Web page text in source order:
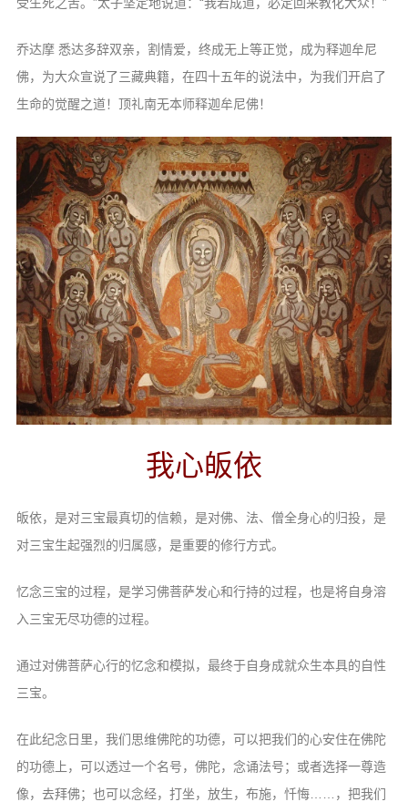
乔达摩 悉达多辞双亲，割情爱，终成无上等正觉，成为释迦牟尼
佛，为大众宣说了三藏典籍，在四十五年的说法中，为我们开启了
生命的觉醒之道！顶礼南无本师释迦牟尼佛！
我心皈依
皈依，是对三宝最真切的信赖，是对佛、法、僧全身心的归投，是
对三宝生起强烈的归属感，是重要的修行方式。
忆念三宝的过程，是学习佛菩萨发心和行持的过程，也是将自身溶
入三宝无尽功德的过程。
通过对佛菩萨心行的忆念和模拟，最终于自身成就众生本具的自性
三宝。
在此纪念日里，我们思维佛陀的功德，可以把我们的心安住在佛陀
的功德上，可以透过一个名号，佛陀，念诵法号；或者选择一尊造
像，去拜佛；也可以念经，打坐，放生，布施，忏悔……，把我们